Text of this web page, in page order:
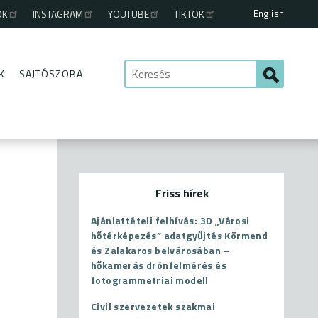
English
SAJTÓSZOBA
INSTAGRAM YOUTUBE TIKTOK
Friss hírek
Ajánlattételi felhívás: 3D „Városi
hőtérképezés” adatgyűjtés Körmend
és Zalakaros belvárosában –
hőkamerás drónfelmérés és
fotogrammetriai modell
Civil szervezetek szakmai